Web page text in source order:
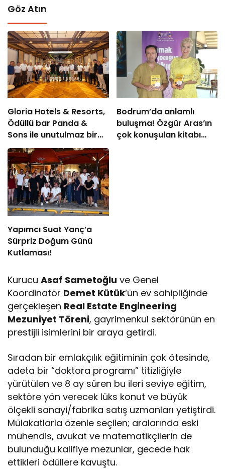
Göz Atın
Gloria Hotels & Resorts,
Ödüllü bar Panda &
Sons ile unutulmaz bir
Miksoloji Gecesine İmza
Attı
Bodrum’da anlamlı
buluşma! Özgür Aras’ın
çok konuşulan kitabı
Yapımcı Suat Yanç’a
Sürpriz Doğum Günü
Kutlaması!
KurucuAsaf Sametoğlu ve Genel
Koordinatör Demet Kütük‘ün ev sahipliğinde
gerçekleşen Real Estate Engineering
Mezuniyet Töreni, gayrimenkul sektörünün en
prestijli isimlerini bir araya getirdi.
Sıradan bir emlakçılık eğitiminin çok ötesinde,
adeta bir “doktora programı” titizliğiyle
yürütülen ve 8 ay süren bu ileri seviye eğitim,
sektöre yön verecek lüks konut ve büyük
ölçekli sanayi/fabrika satış uzmanları yetiştirdi.
Mülakatlarla özenle seçilen; aralarında eski
mühendis, avukat ve matematikçilerin de
bulunduğu kalifiye mezunlar, gecede hak
ettikleri ödüllere kavuştu.